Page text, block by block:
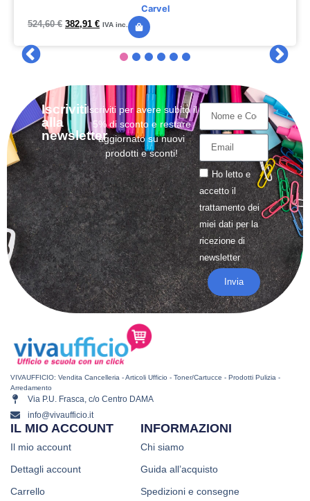
Carvel
524,60€ 382,91 € IVA inc.
Iscriviti
alla
newsletter
Iscriviti per avere subito il
5% di sconto e restare
aggiornato su nuovi
prodotti e sconti!
Ho letto e
accetto il
trattamentodei
miei dati per la
ricezione di
newsletter
Invia
VIVAUFFICIO: Vendita Cancelleria - Articoli Ufficio - Toner/Cartucce - Prodotti Pulizia -
Arredamento
Via P.U. Frasca, c/o Centro DAMA
info@vivaufficio.it
INFORMAZIONI
Chi siamo
Guida all’acquisto
Spedizioni e consegne
IL MIO ACCOUNT
Il mio account
Dettagli account
Carrello